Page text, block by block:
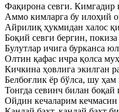
Фақирона севги. Кимгадир
Аммо кимларга бу илоҳий
Айрилиқ ҳукмидан халос
Боқий севги бергин, покиза
Булутлар ичига бурканса
Олтин қафас ичра қолса
Кичкина ҳовлига экилган
Белбоғлик ёр бўлса, шу ҳам
Тонгда севинч билан боқай
Ойдин кечаларим кечмасин